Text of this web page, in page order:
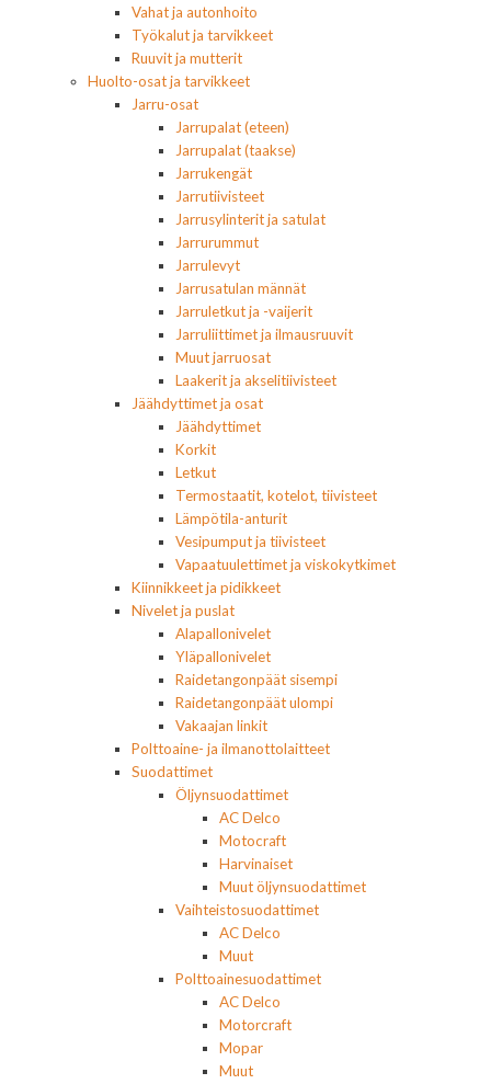
Vahat ja autonhoito
Työkalut ja tarvikkeet
Ruuvit ja mutterit
Huolto-osat ja tarvikkeet
Jarru-osat
Jarrupalat (eteen)
Jarrupalat (taakse)
Jarrukengät
Jarrutiivisteet
Jarrusylinterit ja satulat
Jarrurummut
Jarrulevyt
Jarrusatulan männät
Jarruletkut ja -vaijerit
Jarruliittimet ja ilmausruuvit
Muut jarruosat
Laakerit ja akselitiivisteet
Jäähdyttimet ja osat
Jäähdyttimet
Korkit
Letkut
Termostaatit, kotelot, tiivisteet
Lämpötila-anturit
Vesipumput ja tiivisteet
Vapaatuulettimet ja viskokytkimet
Kiinnikkeet ja pidikkeet
Nivelet ja puslat
Alapallonivelet
Yläpallonivelet
Raidetangonpäät sisempi
Raidetangonpäät ulompi
Vakaajan linkit
Polttoaine- ja ilmanottolaitteet
Suodattimet
Öljynsuodattimet
AC Delco
Motocraft
Harvinaiset
Muut öljynsuodattimet
Vaihteistosuodattimet
AC Delco
Muut
Polttoainesuodattimet
AC Delco
Motorcraft
Mopar
Muut